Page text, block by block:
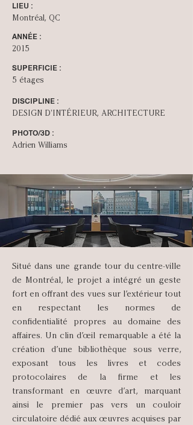
LIEU :
Montréal, QC
ANNÉE :
2015
SUPERFICIE :
5 étages
DISCIPLINE :
DESIGN D'INT­ÉRIEUR, ARCHITECTURE
PHOTO/3D :
Adrien Williams
Situé dans une grande tour du centre-ville
de Montréal, le projet a intégré un geste
fort en offrant des vues sur l’extérieur tout
en respectant les normes de
confidentialité propres au domaine des
affaires. Un clin d’œil remarquable a été la
création d’une bibliothèque sous verre,
exposant tous les livres et codes
protocolaires de la firme et les
transformant en œuvre d’art, marquant
ainsi le premier pas vers un couloir
circulatoire dédié aux œuvres acquises par